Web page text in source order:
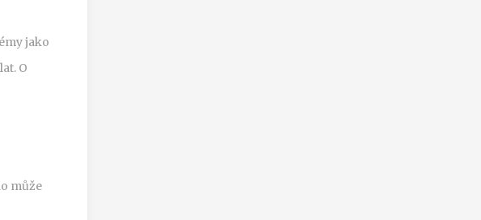
jako
O
může